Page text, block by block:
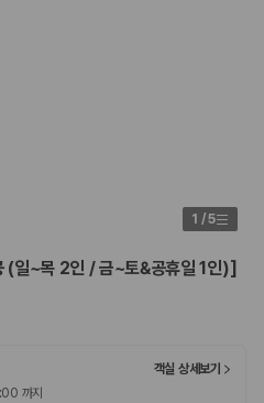
만으로 판단하기 어렵습니다. 보험 포
, 취소 수수료를 함께 확인해야 실제
다
을 비교해 여행 스타일에 맞는 보장
1 /5
(일~목 2인 / 금~토&공휴일 1인)]
객실 상세보기
까지